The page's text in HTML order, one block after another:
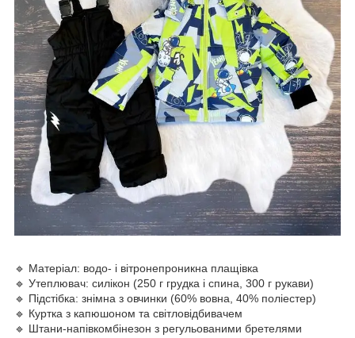
🔹 Матеріал: водо- і вітронепроникна плащівка
🔹 Утеплювач: силікон (250 г грудка і спина, 300 г рукави)
🔹 Підстібка: знімна з овчинки (60% вовна, 40% поліестер)
🔹 Куртка з капюшоном та світловідбивачем
🔹 Штани-напівкомбінезон з регульованими бретелями